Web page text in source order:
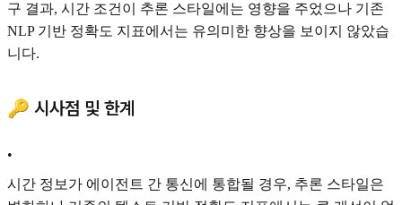
구 결과, 시간 조건이 추론 스타일에는 영향을 주었으나 기존
NLP 기반 정확도 지표에서는 유의미한 향상을 보이지 않았습
니다.
🔑 시사점 및 한계
•
시간 정보가 에이전트 간 통신에 통합될 경우, 추론 스타일은